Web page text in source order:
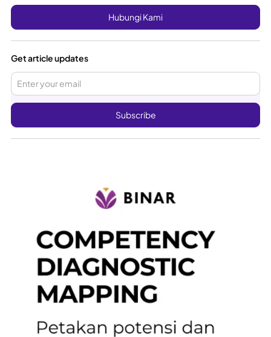
Hubungi Kami
Get article updates